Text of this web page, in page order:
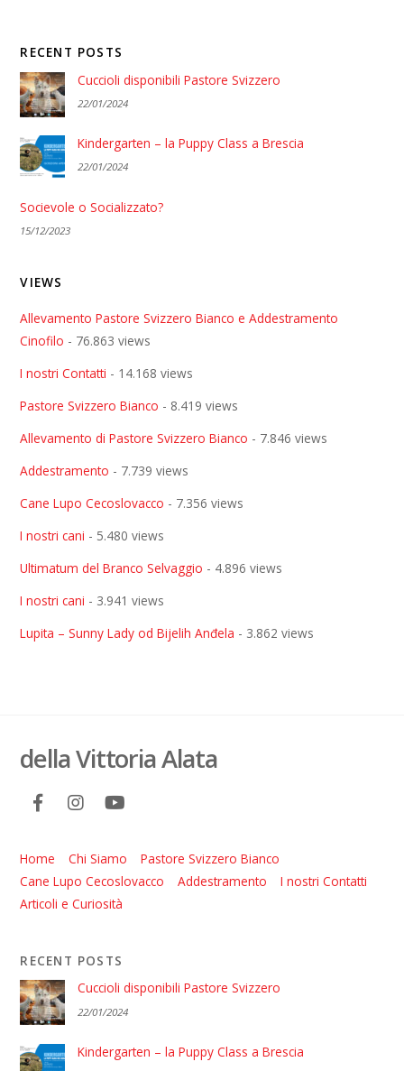
RECENT POSTS
Cuccioli disponibili Pastore Svizzero
22/01/2024
Kindergarten – la Puppy Class a Brescia
22/01/2024
Socievole o Socializzato?
15/12/2023
VIEWS
Allevamento Pastore Svizzero Bianco e Addestramento
Cinofilo - 76.863 views
I nostri Contatti - 14.168 views
Pastore Svizzero Bianco - 8.419 views
Allevamento di Pastore Svizzero Bianco - 7.846 views
Addestramento - 7.739 views
Cane Lupo Cecoslovacco - 7.356 views
I nostri cani - 5.480 views
Ultimatum del Branco Selvaggio - 4.896 views
I nostri cani - 3.941 views
Lupita – Sunny Lady od Bijelih Anđela - 3.862 views
della Vittoria Alata
Home Chi Siamo
Pastore Svizzero Bianco
Cane Lupo Cecoslovacco
Addestramento
I nostri Contatti
Articoli e Curiosità
RECENT POSTS
Cuccioli disponibili Pastore Svizzero
22/01/2024
Kindergarten – la Puppy Class a Brescia